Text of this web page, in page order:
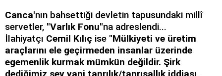
Canca'nın bahsettiği devletin tapusundaki millî
servetler, "Varlık Fonu"na adreslendi...
İlahiyatçı Cemil Kılıç ise "Mülkiyeti ve üretim
araçlarını ele geçirmeden insanlar üzerinde
egemenlik kurmak mümkün değildir. Şirk